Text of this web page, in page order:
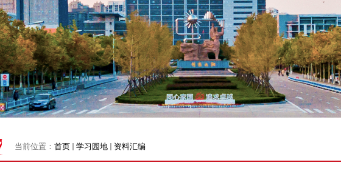
当前位置： 首页 学习园地 资料汇编